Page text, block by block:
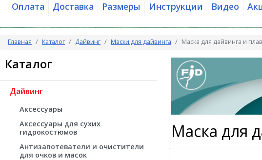
Оплата Доставка Размеры Инструкции Видео
Главная Каталог Дайвинг Маски для дайвинга Маска для дайвинга и
Каталог
Дайвинг
Аксессуары
Аксессуары для сухих
гидрокостюмов
Антизапотеватели и очистители
для очков и масок
Маска для